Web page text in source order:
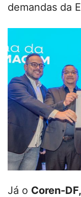
demandas da
Já o Coren-DF,